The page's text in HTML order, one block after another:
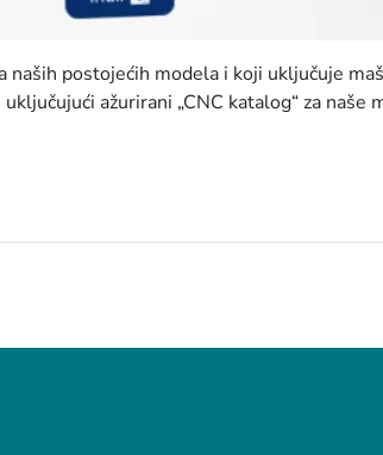
naših postojećih modela i koji uključuje
ažurirani „CNC katalog“ za naše